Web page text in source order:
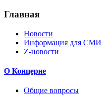
Главная
Новости
Информация для СМИ
Z-новости
О Концерне
Общие вопросы